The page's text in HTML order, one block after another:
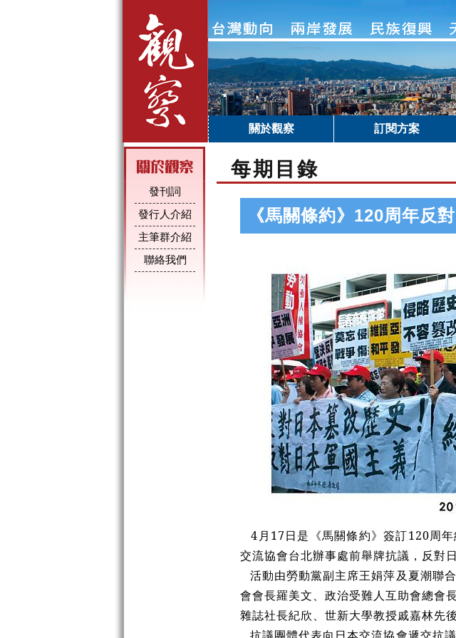
關於觀察 訂閱方案
發刊詞
發行人介紹
主筆群介紹
聯絡我們
每期目錄
《馬關條約》120周年反
4月17日是《馬關條約》簽訂120周
交流協會台北辦事處前舉牌抗議，反對
活動由勞動黨副主席王娟萍及夏潮聯
會會長羅美文、政治受難人互助會總會
雜誌社長紀欣、世新大學教授戚嘉林先